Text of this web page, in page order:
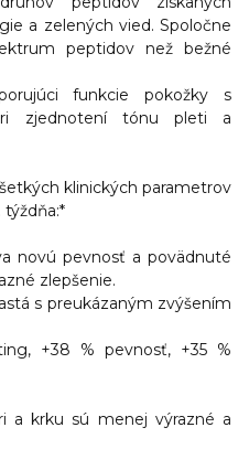
a zelených vied. Spoločne
peptidov než bežné
funkcie pokožky s
zjednotení tónu pleti a
klinických parametrov
novú pevnosť a povädnuté
zlepšenie.
s preukázaným zvýšením
+38 % pevnosť, +35 %
a krku sú menej výrazné a